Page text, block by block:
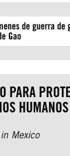
de guerra de
Gao
PARA
HUMANOS